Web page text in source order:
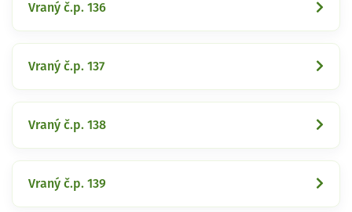
Vraný č.p. 136
Vraný č.p. 137
Vraný č.p. 138
Vraný č.p. 139